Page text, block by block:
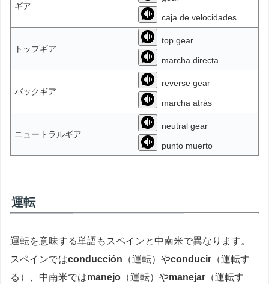
ギア
caja de velocidades
トップギア
top gear
marcha directa
バックギア
reverse gear
marcha atrás
ニュートラルギア
neutral gear
punto muerto
運転
運転を意味する単語もスペインと中南米で異なります。
スペインではconducción （運転）やconducir （運転す
る）、中南米ではmanejo （運転）やmanejar （運転す